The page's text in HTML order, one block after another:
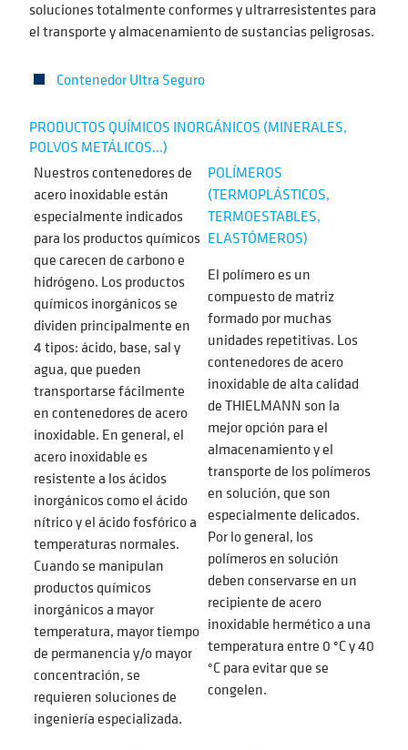
soluciones totalmente conformes y ultrarresistentes para
el transporte y almacenamiento de sustancias peligrosas.
Contenedor Ultra Seguro
PRODUCTOS QUÍMICOS INORGÁNICOS (MINERALES,
POLVOS METÁLICOS...)
Nuestros contenedores de
acero inoxidable están
especialmente indicados
para los productos químicos
que carecen de carbono e
hidrógeno. Los productos
químicos inorgánicos se
dividen principalmente en
4 tipos: ácido, base, sal y
agua, que pueden
transportarse fácilmente
en contenedores de acero
inoxidable. En general, el
acero inoxidable es
resistente a los ácidos
inorgánicos como el ácido
nítrico y el ácido fosfórico a
temperaturas normales.
Cuando se manipulan
productos químicos
inorgánicos a mayor
temperatura, mayor tiempo
de permanencia y/o mayor
concentración, se
requieren soluciones de
ingeniería especializada.
POLÍMEROS
(TERMOPLÁSTICOS,
TERMOESTABLES,
ELASTÓMEROS)
El polímero es un
compuesto de matriz
formado por muchas
unidades repetitivas. Los
contenedores de acero
inoxidable de alta calidad
de THIELMANN son la
mejor opción para el
almacenamiento y el
transporte de los polímeros
en solución, que son
especialmente delicados.
Por lo general, los
polímeros en solución
deben conservarse en un
recipiente de acero
inoxidable hermético a una
temperatura entre 0 °C y 40
°C para evitar que se
congelen.